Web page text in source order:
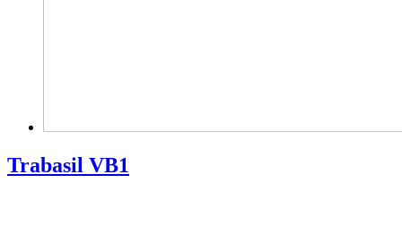
Trabasil VB1